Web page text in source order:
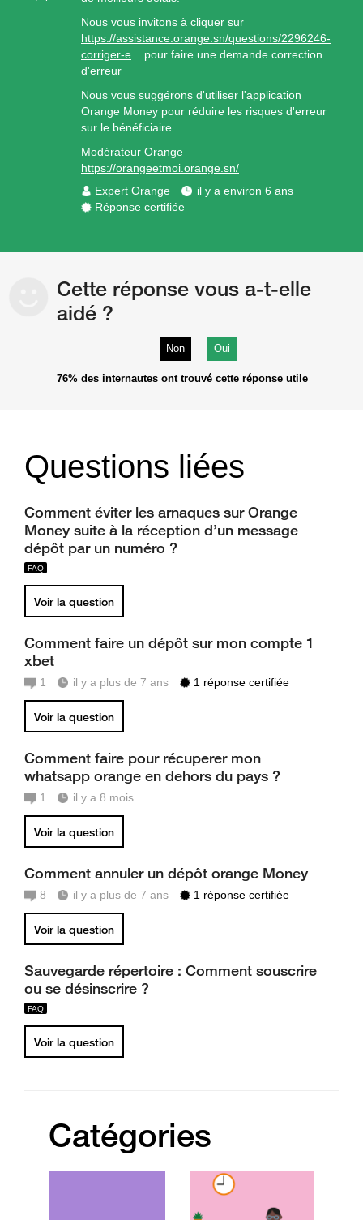
Nous vous invitons à cliquer sur
https://assistance.orange.sn/questions/2296246-
corriger-e ... pour faire une demande correction
d'erreur
Nous vous suggérons d'utiliser l'application
Orange Money pour réduire les risques d'erreur
sur le bénéficiaire.
Modérateur Orange
https://orangeetmoi.orange.sn/
Expert Orange
il y a environ 6 ans
Réponse certifiée
Cette réponse vous a-t-elle
aidé ?
Non Oui
76% des internautes ont trouvé cette réponse utile
Questions liées
Comment éviter les arnaques sur Orange
Money suite à la réception d’un message
dépôt par un numéro ?
Voir la question
Comment faire un dépôt sur mon compte 1
xbet
1 il y a plus de 7 ans 1 réponse certifiée
Voir la question
Comment faire pour récuperer mon
whatsapp orange en dehors du pays ?
1 il y a 8 mois
Voir la question
Comment annuler un dépôt orange Money
8 il y a plus de 7 ans 1 réponse certifiée
Voir la question
Sauvegarde répertoire : Comment souscrire
ou se désinscrire ?
Voir la question
Catégories